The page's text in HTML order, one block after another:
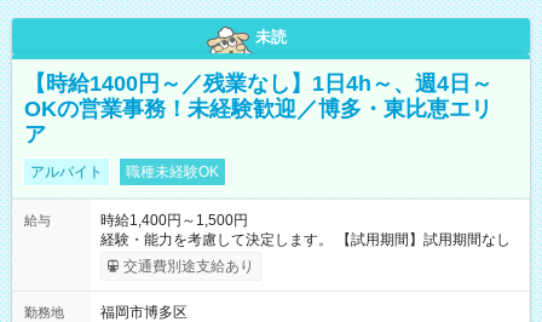
未読
【時給1400円～／残業なし】1日4h～、週4日～
OKの営業事務！未経験歓迎／博多・東比恵エリ
ア
アルバイト 職種未経験OK
給与
時給1,400円～1,500円
経験・能力を考慮して決定します。 【試用期間】試用期間なし
交通費別途支給あり
勤務地
福岡市博多区